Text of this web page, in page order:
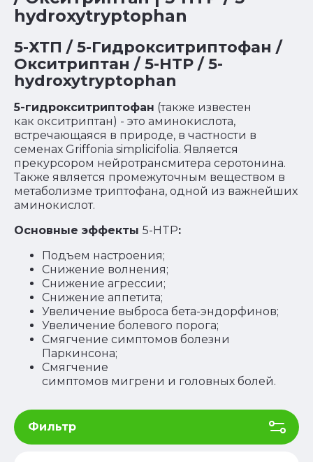
hydroxytryptophan
5-ХТП / 5-Гидрокситриптофан /
Окситриптан / 5-HTP / 5-
hydroxytryptophan
5-гидрокситриптофан (также известен
как окситриптан) - это аминокислота,
встречающаяся в природе, в частности в
семенах Griffonia simplicifolia. Является
прекурсором нейротрансмитера серотонина.
Также является промежуточным веществом в
метаболизме триптофана, одной из важнейших
аминокислот.
Основные эффекты 5-HTP:
Подъем настроения;
Снижение волнения;
Снижение агрессии;
Снижение аппетита;
Увеличение выброса бета-эндорфинов;
Увеличение болевого порога;
Смягчение симптомов болезни
Паркинсона;
Смягчение
симптомов мигрени и головных болей.
Фильтр